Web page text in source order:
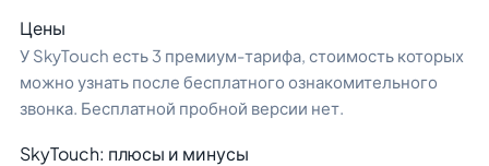
Цены
У SkyTouch есть 3 премиум-тарифа, стоимость которых
можно узнать после бесплатного ознакомительного
звонка. Бесплатной пробной версии нет.
SkyTouch: плюсы и минусы